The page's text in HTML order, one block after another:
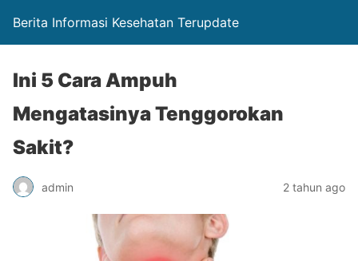
Berita Informasi Kesehatan Terupdate
Ini 5 Cara Ampuh
Mengatasinya Tenggorokan
Sakit?
admin 2 tahun ago